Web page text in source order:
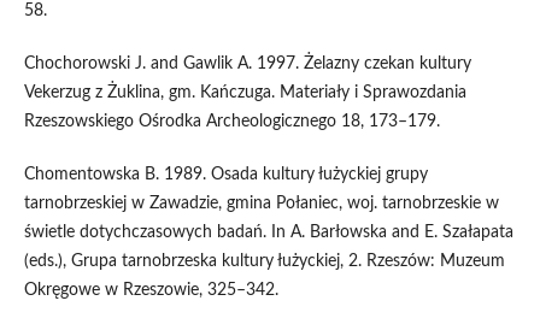
58.
Chochorowski J. and Gawlik A. 1997. Żelazny czekan kultury
Vekerzug z Żuklina, gm. Kańczuga. Materiały i Sprawozdania
Rzeszowskiego Ośrodka Archeologicznego 18, 173–179.
Chomentowska B. 1989. Osada kultury łużyckiej grupy
tarnobrzeskiej w Zawadzie, gmina Połaniec, woj. tarnobrzeskie w
świetle dotychczasowych badań. In A. Barłowska and E. Szałapata
(eds.), Grupa tarnobrzeska kultury łużyckiej, 2. Rzeszów: Muzeum
Okręgowe w Rzeszowie, 325–342.